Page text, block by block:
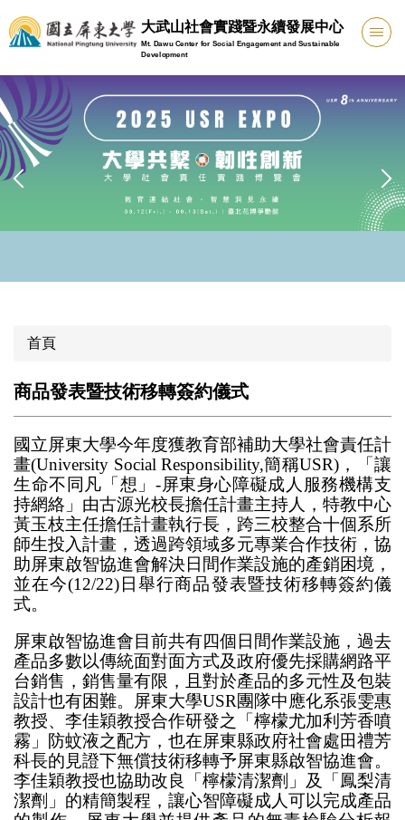
跳
到
要
內
容
區
大武山社會實踐暨永續發展中心
Mt. Dawu Center for Social Engagement and Sustainable
Development
首頁
商品發表暨技術移轉簽約儀式
國立屏東大學今年度獲教育部補助大學社會責任計
畫(University Social Responsibility,簡稱USR)，「讓
生命不同凡「想」-屏東身心障礙成人服務機構支
持網絡」由古源光校長擔任計畫主持人，特教中心
黃玉枝主任擔任計畫執行長，跨三校整合十個系所
師生投入計畫，透過跨領域多元專業合作技術，協
助屏東啟智協進會解決日間作業設施的產銷困境，
並在今(12/22)日舉行商品發表暨技術移轉簽約儀
式。
屏東啟智協進會目前共有四個日間作業設施，過去
產品多數以傳統面對面方式及政府優先採購網路平
台銷售，銷售量有限，且對於產品的多元性及包裝
設計也有困難。屏東大學USR團隊中應化系張雯惠
教授、李佳穎教授合作研發之「檸檬尤加利芳香噴
霧」防蚊液之配方，也在屏東縣政府社會處田禮芳
科長的見證下無償技術移轉予屏東縣啟智協進會。
李佳穎教授也協助改良「檸檬清潔劑」及「鳳梨清
潔劑」的精簡製程，讓心智障礙成人可以完成產品